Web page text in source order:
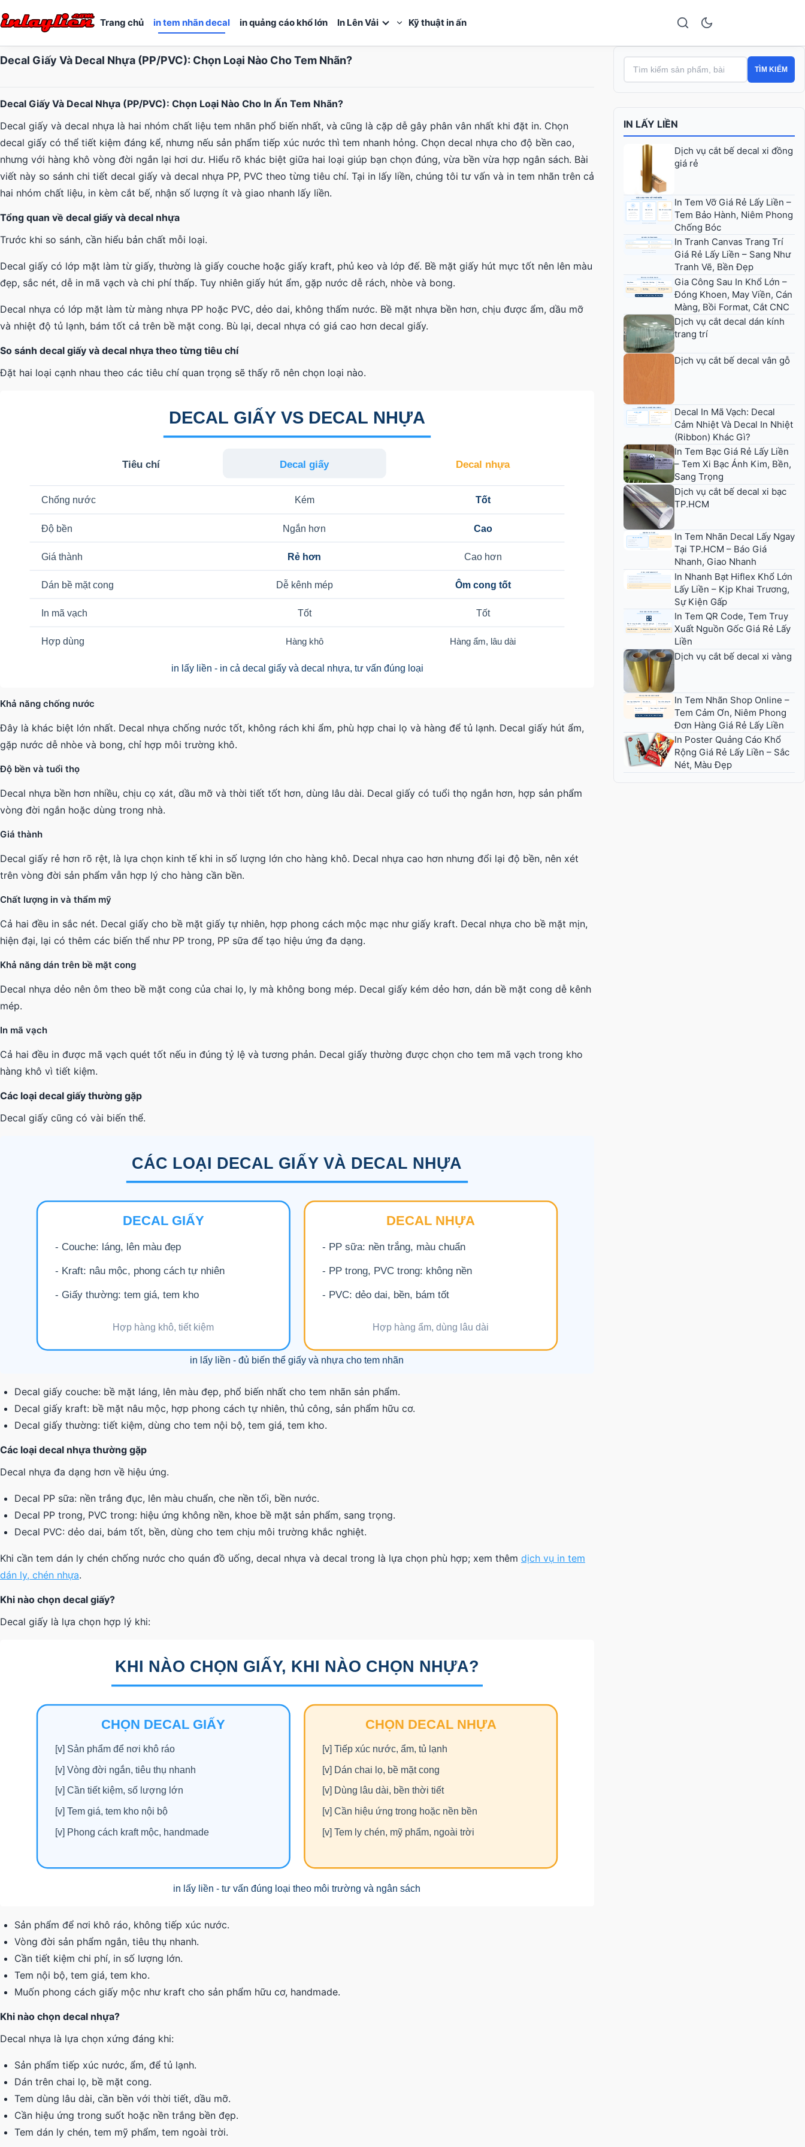
Trang chủ in tem nhãn decal in quảng cáo khổ lớn In Lên Vải Kỹ thuật in ấn
Decal Giấy Và Decal Nhựa (PP/PVC): Chọn Loại Nào Cho Tem Nhãn?
Decal Giấy Và Decal Nhựa (PP/PVC): Chọn Loại Nào Cho In Ấn Tem Nhãn?
Decal giấy và decal nhựa là hai nhóm chất liệu tem nhãn phổ biến nhất, và cũng là cặp dễ gây phân vân nhất khi đặt in. Chọn
decal giấy có thể tiết kiệm đáng kể, nhưng nếu sản phẩm tiếp xúc nước thì tem nhanh hỏng. Chọn decal nhựa cho độ bền cao,
nhưng với hàng khô vòng đời ngắn lại hơi dư. Hiểu rõ khác biệt giữa hai loại giúp bạn chọn đúng, vừa bền vừa hợp ngân sách. Bài
viết này so sánh chi tiết decal giấy và decal nhựa PP, PVC theo từng tiêu chí. Tại in lấy liền, chúng tôi tư vấn và in tem nhãn trên cả
hai nhóm chất liệu, in kèm cắt bế, nhận số lượng ít và giao nhanh lấy liền.
Tổng quan về decal giấy và decal nhựa
Trước khi so sánh, cần hiểu bản chất mỗi loại.
Decal giấy có lớp mặt làm từ giấy, thường là giấy couche hoặc giấy kraft, phủ keo và lớp đế. Bề mặt giấy hút mực tốt nên lên màu
đẹp, sắc nét, dễ in mã vạch và chi phí thấp. Tuy nhiên giấy hút ẩm, gặp nước dễ rách, nhòe và bong.
Decal nhựa có lớp mặt làm từ màng nhựa PP hoặc PVC, dẻo dai, không thấm nước. Bề mặt nhựa bền hơn, chịu được ẩm, dầu mỡ
và nhiệt độ tủ lạnh, bám tốt cả trên bề mặt cong. Bù lại, decal nhựa có giá cao hơn decal giấy.
So sánh decal giấy và decal nhựa theo từng tiêu chí
Đặt hai loại cạnh nhau theo các tiêu chí quan trọng sẽ thấy rõ nên chọn loại nào.
Khả năng chống nước
Đây là khác biệt lớn nhất. Decal nhựa chống nước tốt, không rách khi ẩm, phù hợp chai lọ và hàng để tủ lạnh. Decal giấy hút ẩm,
gặp nước dễ nhòe và bong, chỉ hợp môi trường khô.
Độ bền và tuổi thọ
Decal nhựa bền hơn nhiều, chịu cọ xát, dầu mỡ và thời tiết tốt hơn, dùng lâu dài. Decal giấy có tuổi thọ ngắn hơn, hợp sản phẩm
vòng đời ngắn hoặc dùng trong nhà.
Giá thành
Decal giấy rẻ hơn rõ rệt, là lựa chọn kinh tế khi in số lượng lớn cho hàng khô. Decal nhựa cao hơn nhưng đổi lại độ bền, nên xét
trên vòng đời sản phẩm vẫn hợp lý cho hàng cần bền.
Chất lượng in và thẩm mỹ
Cả hai đều in sắc nét. Decal giấy cho bề mặt giấy tự nhiên, hợp phong cách mộc mạc như giấy kraft. Decal nhựa cho bề mặt mịn,
hiện đại, lại có thêm các biến thể như PP trong, PP sữa để tạo hiệu ứng đa dạng.
Khả năng dán trên bề mặt cong
Decal nhựa dẻo nên ôm theo bề mặt cong của chai lọ, ly mà không bong mép. Decal giấy kém dẻo hơn, dán bề mặt cong dễ kênh
mép.
In mã vạch
Cả hai đều in được mã vạch quét tốt nếu in đúng tỷ lệ và tương phản. Decal giấy thường được chọn cho tem mã vạch trong kho
hàng khô vì tiết kiệm.
Các loại decal giấy thường gặp
Decal giấy cũng có vài biến thể.
Decal giấy couche: bề mặt láng, lên màu đẹp, phổ biến nhất cho tem nhãn sản phẩm.
Decal giấy kraft: bề mặt nâu mộc, hợp phong cách tự nhiên, thủ công, sản phẩm hữu cơ.
Decal giấy thường: tiết kiệm, dùng cho tem nội bộ, tem giá, tem kho.
Các loại decal nhựa thường gặp
Decal nhựa đa dạng hơn về hiệu ứng.
Decal PP sữa: nền trắng đục, lên màu chuẩn, che nền tối, bền nước.
Decal PP trong, PVC trong: hiệu ứng không nền, khoe bề mặt sản phẩm, sang trọng.
Decal PVC: dẻo dai, bám tốt, bền, dùng cho tem chịu môi trường khắc nghiệt.
Khi cần tem dán ly chén chống nước cho quán đồ uống, decal nhựa và decal trong là lựa chọn phù hợp; xem thêm dịch vụ in tem
dán ly, chén nhựa.
Khi nào chọn decal giấy?
Decal giấy là lựa chọn hợp lý khi:
Sản phẩm để nơi khô ráo, không tiếp xúc nước.
Vòng đời sản phẩm ngắn, tiêu thụ nhanh.
Cần tiết kiệm chi phí, in số lượng lớn.
Tem nội bộ, tem giá, tem kho.
Muốn phong cách giấy mộc như kraft cho sản phẩm hữu cơ, handmade.
Khi nào chọn decal nhựa?
Decal nhựa là lựa chọn xứng đáng khi:
Sản phẩm tiếp xúc nước, ẩm, để tủ lạnh.
Dán trên chai lọ, bề mặt cong.
Tem dùng lâu dài, cần bền với thời tiết, dầu mỡ.
Cần hiệu ứng trong suốt hoặc nền trắng bền đẹp.
Tem dán ly chén, tem mỹ phẩm, tem ngoài trời.
TÌM KIẾM
IN LẤY LIỀN
Dịch vụ cắt bế decal xi đồng
giá rẻ
In Tem Vỡ Giá Rẻ Lấy Liền –
Tem Bảo Hành, Niêm Phong
Chống Bóc
In Tranh Canvas Trang Trí
Giá Rẻ Lấy Liền – Sang Như
Tranh Vẽ, Bền Đẹp
Gia Công Sau In Khổ Lớn –
Đóng Khoen, May Viền, Cán
Màng, Bồi Format, Cắt CNC
Dịch vụ cắt decal dán kính
trang trí
Dịch vụ cắt bế decal vân gỗ
Decal In Mã Vạch: Decal
Cảm Nhiệt Và Decal In Nhiệt
(Ribbon) Khác Gì?
In Tem Bạc Giá Rẻ Lấy Liền
– Tem Xi Bạc Ánh Kim, Bền,
Sang Trọng
Dịch vụ cắt bế decal xi bạc
TP.HCM
In Tem Nhãn Decal Lấy Ngay
Tại TP.HCM – Báo Giá
Nhanh, Giao Nhanh
In Nhanh Bạt Hiflex Khổ Lớn
Lấy Liền – Kịp Khai Trương,
Sự Kiện Gấp
In Tem QR Code, Tem Truy
Xuất Nguồn Gốc Giá Rẻ Lấy
Liền
Dịch vụ cắt bế decal xi vàng
In Tem Nhãn Shop Online –
Tem Cảm Ơn, Niêm Phong
Đơn Hàng Giá Rẻ Lấy Liền
In Poster Quảng Cáo Khổ
Rộng Giá Rẻ Lấy Liền – Sắc
Nét, Màu Đẹp